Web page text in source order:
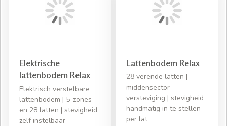
wij contact met u op om een afspraak te maken voor de
Elektrische
lattenbodem Relax
Elektrisch verstelbare
lattenbodem | 5-zones
en 28 latten | stevigheid
zelf instelbaar
Lattenbodem Relax
28 verende latten |
middensector
versteviging | stevigheid
handmatig in te stellen
per lat